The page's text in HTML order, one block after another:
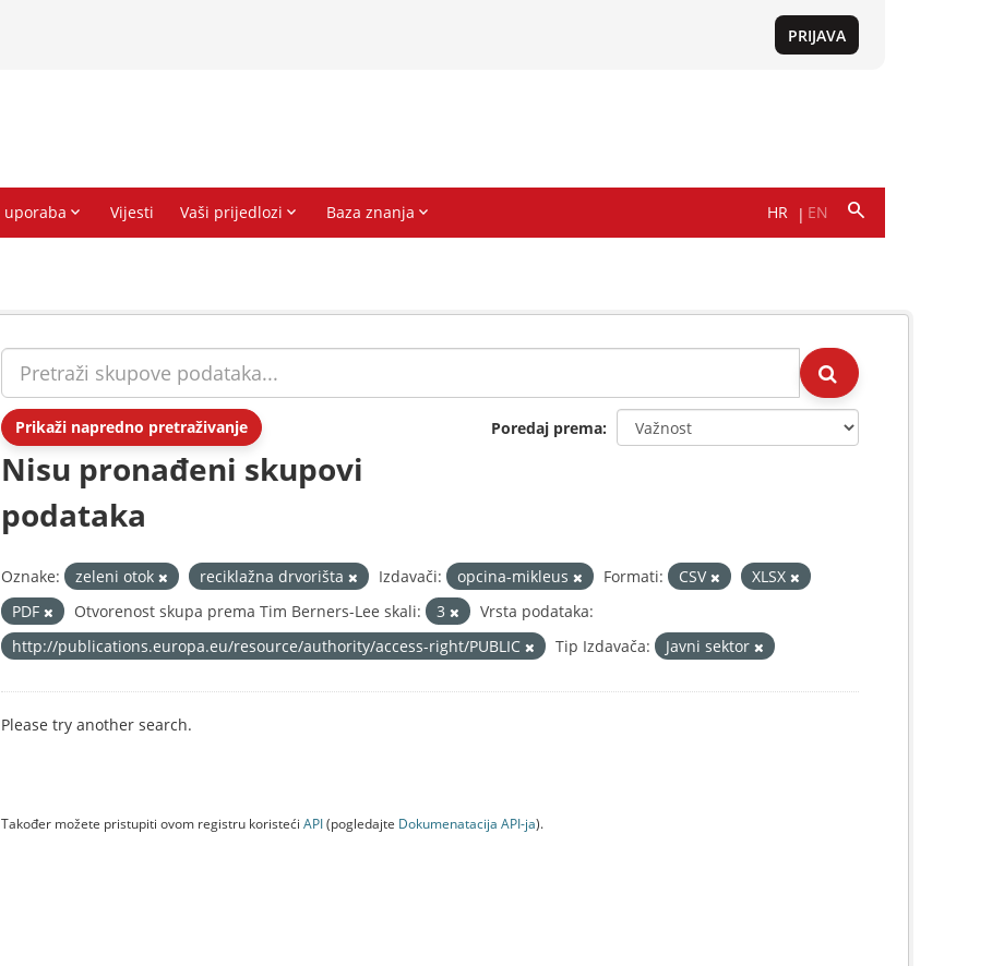
Prikaži napredno pretraživanje Poredaj prema
Nisu pronađeni skupovi
podataka
Oznake: zeleni otok reciklažna drvorišta Izdavači: opcina-mikleus Formati: CSV
XLSX
PDF
Otvorenost skupa prema Tim Berners-Lee skali: 3
Vrsta podataka:
http://publications.europa.eu/resource/authority/access-right/PUBLIC
Tip Izdavača: Javni sektor
Please try another search.
Također možete pristupiti ovom registru koristeći API(pogledajte Dokumenаtаcijа API-jа).